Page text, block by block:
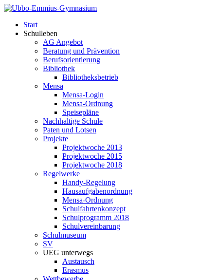
Start
Schulleben
AG Angebot
Beratung und Prävention
Berufsorientierung
Bibliothek
Bibliotheksbetrieb
Mensa
Mensa-Login
Mensa-Ordnung
Speisepläne
Nachhaltige Schule
Paten und Lotsen
Projekte
Projektwoche 2013
Projektwoche 2015
Projektwoche 2018
Regelwerke
Handy-Regelung
Hausaufgabenordnung
Mensa-Ordnung
Schulfahrtenkonzept
Schulprogramm 2018
Schulvereinbarung
Schulmuseum
SV
UEG unterwegs
Austausch
Erasmus